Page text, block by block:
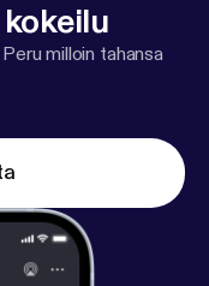
Peru milloin tahansa